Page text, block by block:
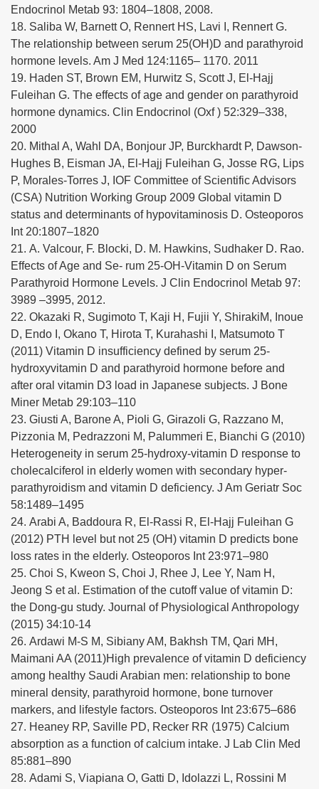
Endocrinol Metab 93: 1804–1808, 2008.
18. Saliba W, Barnett O, Rennert HS, Lavi I, Rennert G.
The relationship between serum 25(OH)D and parathyroid
hormone levels. Am J Med 124:1165– 1170. 2011
19. Haden ST, Brown EM, Hurwitz S, Scott J, El-Hajj
Fuleihan G. The effects of age and gender on parathyroid
hormone dynamics. Clin Endocrinol (Oxf ) 52:329–338,
2000
20. Mithal A, Wahl DA, Bonjour JP, Burckhardt P, Dawson-
Hughes B, Eisman JA, El-Hajj Fuleihan G, Josse RG, Lips
P, Morales-Torres J, IOF Committee of Scientific Advisors
(CSA) Nutrition Working Group 2009 Global vitamin D
status and determinants of hypovitaminosis D. Osteoporos
Int 20:1807–1820
21. A. Valcour, F. Blocki, D. M. Hawkins, Sudhaker D. Rao.
Effects of Age and Se- rum 25-OH-Vitamin D on Serum
Parathyroid Hormone Levels. J Clin Endocrinol Metab 97:
3989 –3995, 2012.
22. Okazaki R, Sugimoto T, Kaji H, Fujii Y, ShirakiM, Inoue
D, Endo I, Okano T, Hirota T, Kurahashi I, Matsumoto T
(2011) Vitamin D insufficiency defined by serum 25-
hydroxyvitamin D and parathyroid hormone before and
after oral vitamin D3 load in Japanese subjects. J Bone
Miner Metab 29:103–110
23. Giusti A, Barone A, Pioli G, Girazoli G, Razzano M,
Pizzonia M, Pedrazzoni M, Palummeri E, Bianchi G (2010)
Heterogeneity in serum 25-hydroxy-vitamin D response to
cholecalciferol in elderly women with secondary hyper-
parathyroidism and vitamin D deficiency. J Am Geriatr Soc
58:1489–1495
24. Arabi A, Baddoura R, El-Rassi R, El-Hajj Fuleihan G
(2012) PTH level but not 25 (OH) vitamin D predicts bone
loss rates in the elderly. Osteoporos Int 23:971–980
25. Choi S, Kweon S, Choi J, Rhee J, Lee Y, Nam H,
Jeong S et al. Estimation of the cutoff value of vitamin D:
the Dong-gu study. Journal of Physiological Anthropology
(2015) 34:10-14
26. Ardawi M-S M, Sibiany AM, Bakhsh TM, Qari MH,
Maimani AA (2011)High prevalence of vitamin D deficiency
among healthy Saudi Arabian men: relationship to bone
mineral density, parathyroid hormone, bone turnover
markers, and lifestyle factors. Osteoporos Int 23:675–686
27. Heaney RP, Saville PD, Recker RR (1975) Calcium
absorption as a function of calcium intake. J Lab Clin Med
85:881–890
28. Adami S, Viapiana O, Gatti D, Idolazzi L, Rossini M